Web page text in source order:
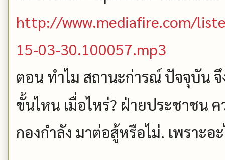
http://www.mediafire.com/
15-03-30.100057.mp3
ตอน ทำไม สถานะก่ารณ์ ปัจจุบัน จึ
ขั้นไหน เมื่อไหร่? ฝ่ายประชาชน ค
กองกำลัง มาต่อสู้หรือไม่. เพราะอะ